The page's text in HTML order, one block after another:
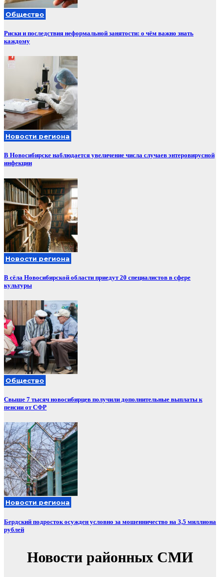
Общество
Риски и последствия неформальной занятости: о чём важно знать
каждому
Новости региона
В Новосибирске наблюдается увеличение числа случаев энтеровирусной
инфекции
Новости региона
В сёла Новосибирской области приедут 20 специалистов в сфере
культуры
Общество
Свыше 7 тысяч новосибирцев получили дополнительные выплаты к
пенсии от СФР
Новости региона
Бердский подросток осужден условно за мошенничество на 3,5 миллиона
рублей